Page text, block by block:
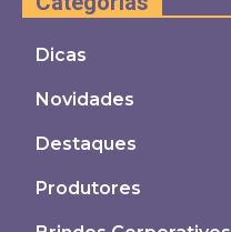
Dicas
Novidades
Destaques
Produtores